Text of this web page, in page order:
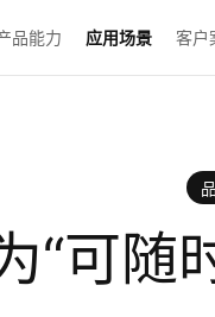
品能力 应用场景 客户
“可随